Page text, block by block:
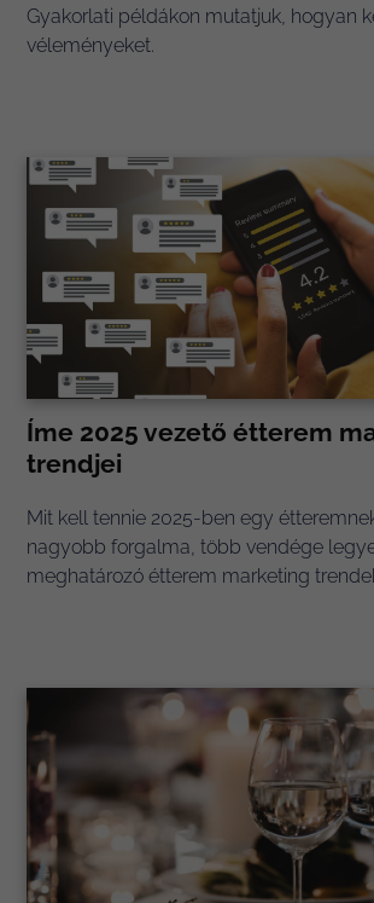
Gyakorlati példákon mutatjuk, hogyan
véleményeket.
Íme 2025 vezető étterem
trendjei
Mit kell tennie 2025-ben egy
nagyobb forgalma, több vendége
meghatározó étterem marketing